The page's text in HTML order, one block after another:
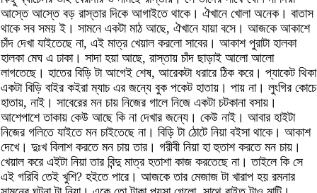
আস্তে আস্তে বড় রাস্তার দিকে আগাইতে থাকে। ঐখানে খোলা অনেক। বাতাস
থাকে সব সময় ই। সামনে একটা মাঠ আছে, ঐখানে যায়া বসে। আজকে আকাশে
চাঁদ দেখা যাইতেছে না, এই মাত্র খেয়াল করলো সাবের। আকাশ পুরাটা হালকা
হালকা মেঘ এ ঢাকা। সাদা হয়া আছে, রাস্তায় চাঁদ ছাড়াই আলো আলো
লাগতেছে। হাতের বিড়ি টা আগেই শেষ, আরেকটা ধরারে ঠিক করে। প্যাকেট থিকা
একটা বিড়ি বাইর কইরা ম্যাচ এর জন্যে বুক পকেট হাতায়। পায় না। লুংগির কোচে
হাতায়, নাই। সাবেরের মন চায় নিজের গালে নিজে একটা চটকানা বসায়।
আশেপাশে তাকায় কেউ আছে কি না দেখার জন্যে। কেউ নাই। আবার হাইটা
নিজের গলিতে যাইতে মন চাইতেছে না। বিড়ি টা ঠোটে নিয়া বইসা থাকে। আকাশ
দেখে। দুঃখ বিলাশ করতে মন চায় তার। গরীবী নিয়া হা হুতাশ করতে মন চায়।
খেয়াল করে এইটা নিয়া তার বিন্দু মাত্র হতাশা কাজ করতেছে না। তাইলে কি সে
এই গরিবি তেই খুশি? হইতে পারে। আজকে তার মেজাজ টা খারাপ হয় রমনার